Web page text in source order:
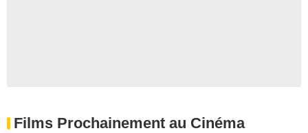
Films Prochainement au Cinéma